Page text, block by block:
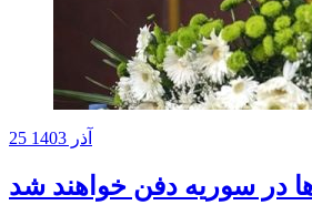
25 آذر 1403
در سوریه دفن خواهند شد